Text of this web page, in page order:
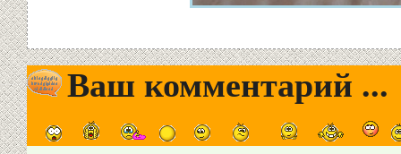
Ваш комментарий ...